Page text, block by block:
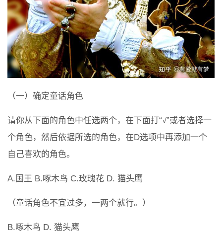
（一）确定童话角色
请你从下面的角色中任选两个，在下面打“√”或者选择一
个角色，然后依据所选的角色，在D选项中再添加一个
自己喜欢的角色。
A.国王 B.啄木鸟 C.玫瑰花 D. 猫头鹰
（童话角色不宜过多，一两个就行。）
B.啄木鸟 D. 猫头鹰